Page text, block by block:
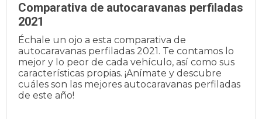
Comparativa de autocaravanas perfiladas
2021
Échale un ojo a esta comparativa de
autocaravanas perfiladas 2021. Te contamos lo
mejor y lo peor de cada vehículo, así como sus
características propias. ¡Anímate y descubre
cuáles son las mejores autocaravanas perfiladas
de este año!